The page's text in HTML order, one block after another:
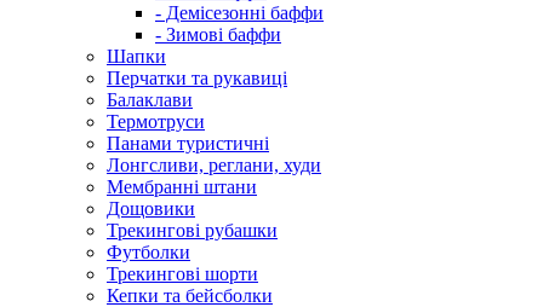
- Демісезонні баффи
- Зимові баффи
Шапки
Перчатки та рукавиці
Балаклави
Термотруси
Панами туристичні
Лонгсливи, реглани, худи
Мембранні штани
Дощовики
Трекингові рубашки
Футболки
Трекингові шорти
Кепки та бейсболки